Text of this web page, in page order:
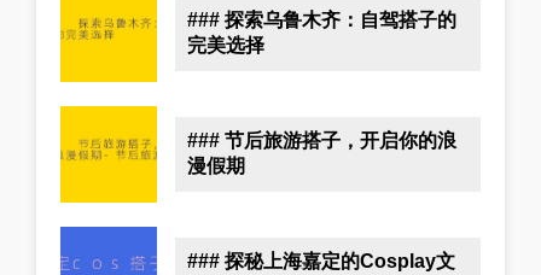
### 探索乌鲁木齐：自驾搭子的
完美选择
### 节后旅游搭子，开启你的浪
漫假期
### 探秘上海嘉定的Cosplay文